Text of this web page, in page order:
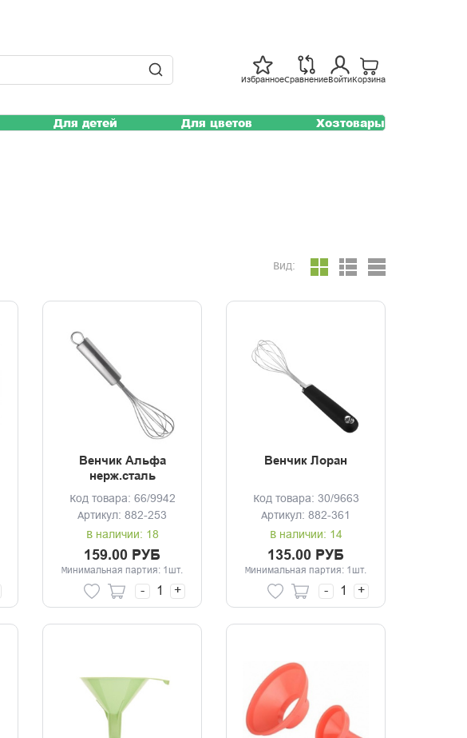
ИзбранноеСравнение Войти Корзина
Для детей Для цветов Хозтовары
Вид:
Венчик Альфа
нерж.сталь
Код товара: 66/9942
Артикул: 882-253
В наличии: 18
159.00 РУБ
Минимальная партия: 1шт.
- +
Венчик Лоран
Код товара: 30/9663
Артикул: 882-361
В наличии: 14
135.00 РУБ
Минимальная партия: 1шт.
- +